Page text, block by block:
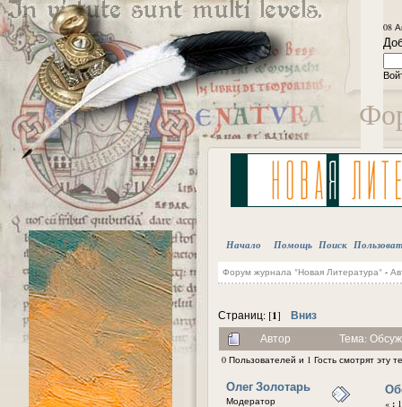
08
Начало Помощь Поиск
Форум журнала "Новая Литература"-
Страниц: [1] Вниз
Автор Тема:
0 Пользователей и 1 Гость смотрят эту
Олег Золотарь
Модератор
« :